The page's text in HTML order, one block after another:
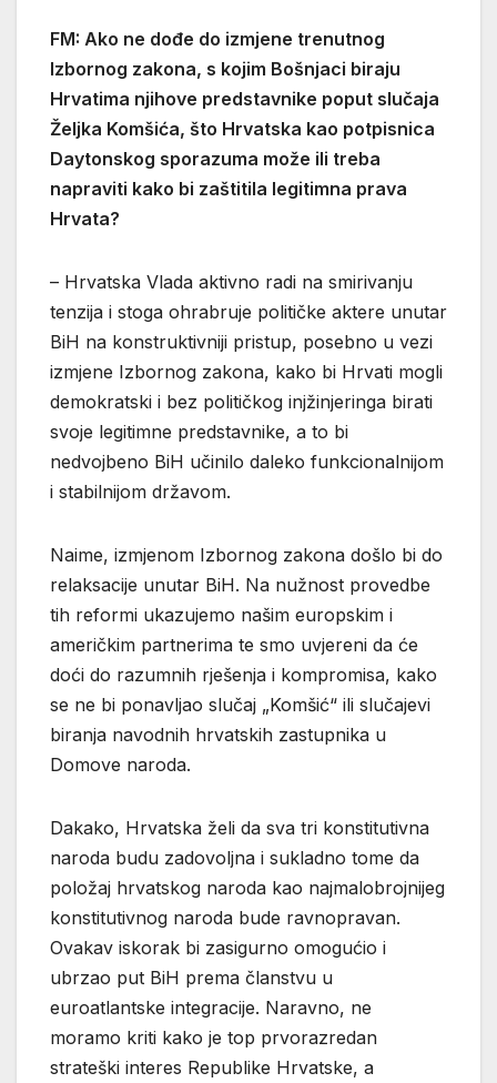
FM: Ako ne dođe do izmjene trenutnog
Izbornog zakona, s kojim Bošnjaci biraju
Hrvatima njihove predstavnike poput slučaja
Željka Komšića, što Hrvatska kao potpisnica
Daytonskog sporazuma može ili treba
napraviti kako bi zaštitila legitimna prava
Hrvata?
– Hrvatska Vlada aktivno radi na smirivanju
tenzija i stoga ohrabruje političke aktere unutar
BiH na konstruktivniji pristup, posebno u vezi
izmjene Izbornog zakona, kako bi Hrvati mogli
demokratski i bez političkog injžinjeringa birati
svoje legitimne predstavnike, a to bi
nedvojbeno BiH učinilo daleko funkcionalnijom
i stabilnijom državom.
Naime, izmjenom Izbornog zakona došlo bi do
relaksacije unutar BiH. Na nužnost provedbe
tih reformi ukazujemo našim europskim i
američkim partnerima te smo uvjereni da će
doći do razumnih rješenja i kompromisa, kako
se ne bi ponavljao slučaj „Komšić“ ili slučajevi
biranja navodnih hrvatskih zastupnika u
Domove naroda.
Dakako, Hrvatska želi da sva tri konstitutivna
naroda budu zadovoljna i sukladno tome da
položaj hrvatskog naroda kao najmalobrojnijeg
konstitutivnog naroda bude ravnopravan.
Ovakav iskorak bi zasigurno omogućio i
ubrzao put BiH prema članstvu u
euroatlantske integracije. Naravno, ne
moramo kriti kako je top prvorazredan
strateški interes Republike Hrvatske, a